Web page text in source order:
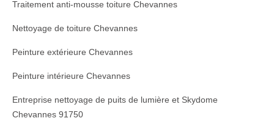
Traitement anti-mousse toiture Chevannes
Nettoyage de toiture Chevannes
Peinture extérieure Chevannes
Peinture intérieure Chevannes
Entreprise nettoyage de puits de lumière et Skydome
Chevannes 91750